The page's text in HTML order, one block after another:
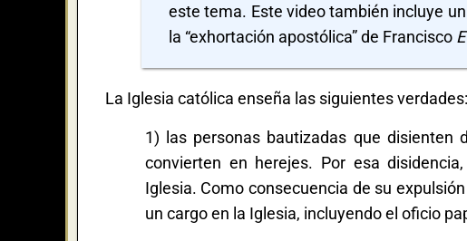
este tema. Este video también incluye
la “exhortación apostólica” de Francisco
La Iglesia católica enseña las siguientes verdades:
1) las personas bautizadas que disienten
convierten en herejes. Por esa
Iglesia. Como consecuencia de su
un cargo en la Iglesia, incluyendo el oficio